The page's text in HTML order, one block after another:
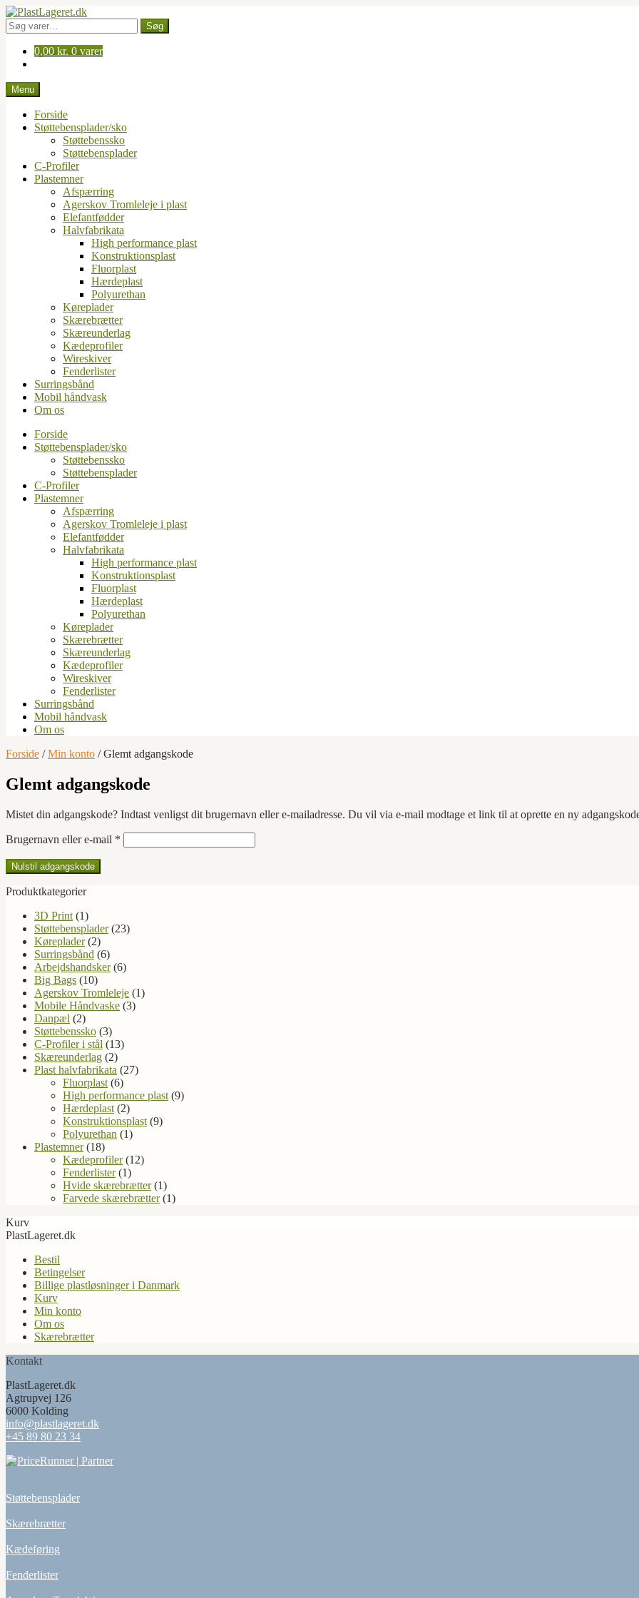
Spring
til
navigation
Spring
til
indhold
Søg
efter:
Søg
0,00 kr. 0 varer
Menu
Forside
Støttebensplader/sko
Støttebenssko
Støttebensplader
C-Profiler
Plastemner
Afspærring
Agerskov Tromleleje i plast
Elefantfødder
Halvfabrikata
High performance plast
Konstruktionsplast
Fluorplast
Hærdeplast
Polyurethan
Køreplader
Skærebrætter
Skæreunderlag
Kædeprofiler
Wireskiver
Fenderlister
Surringsbånd
Mobil håndvask
Om os
Forside
Støttebensplader/sko
Støttebenssko
Støttebensplader
C-Profiler
Plastemner
Afspærring
Agerskov Tromleleje i plast
Elefantfødder
Halvfabrikata
High performance plast
Konstruktionsplast
Fluorplast
Hærdeplast
Polyurethan
Køreplader
Skærebrætter
Skæreunderlag
Kædeprofiler
Wireskiver
Fenderlister
Surringsbånd
Mobil håndvask
Om os
Forside /Min konto /Glemt adgangskode
Glemt adgangskode
Mistet din adgangskode? Indtast venligst dit brugernavn eller e-mailadresse. Du vil via e-mail modtage et link til at oprette en ny
Brugernavn eller e-mail *
Nulstil adgangskode
Produktkategorier
3D Print (1)
Støttebensplader (23)
Køreplader (2)
Surringsbånd (6)
Arbejdshandsker (6)
Big Bags (10)
Agerskov Tromleleje (1)
Mobile Håndvaske (3)
Danpæl (2)
Støttebenssko (3)
C-Profiler i stål (13)
Skæreunderlag (2)
Plast halvfabrikata (27)
Fluorplast (6)
High performance plast (9)
Hærdeplast (2)
Konstruktionsplast (9)
Polyurethan (1)
Plastemner (18)
Kædeprofiler (12)
Fenderlister (1)
Hvide skærebrætter (1)
Farvede skærebrætter (1)
Kurv
PlastLageret.dk
Bestil
Betingelser
Billige plastløsninger i Danmark
Kurv
Min konto
Om os
Skærebrætter
Kontakt
PlastLageret.dk
Agtrupvej 126
6000 Kolding
info@plastlageret.dk
+45 89 80 23 34
Støttebensplader
Skærebrætter
Kædeføring
Fenderlister